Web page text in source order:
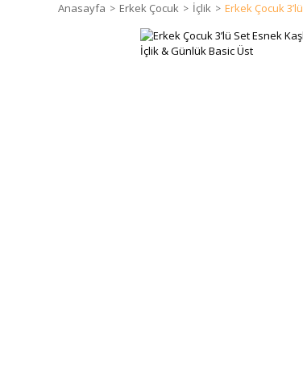
Anasayfa Erkek Çocuk İçlik Erkek Çocuk